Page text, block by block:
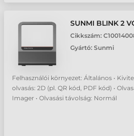
SUNMI BLINK 2
Cikkszám:
Gyártó: Sunmi
Felhasználói környezet: Általános •
olvasás: 2D (pl. QR kód, PDF kód) •
Imager • Olvasási távolság: Normál